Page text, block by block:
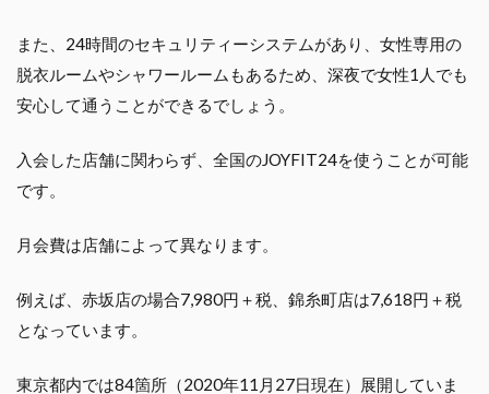
また、24時間のセキュリティーシステムがあり、女性専用の
脱衣ルームやシャワールームもあるため、深夜で女性1人でも
安心して通うことができるでしょう。
入会した店舗に関わらず、全国のJOYFIT24を使うことが可能
です。
月会費は店舗によって異なります。
例えば、赤坂店の場合7,980円＋税、錦糸町店は7,618円＋税
となっています。
東京都内では84箇所（2020年11月27日現在）展開していま